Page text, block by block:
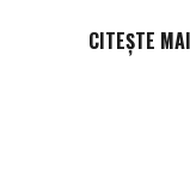
CITEȘTE